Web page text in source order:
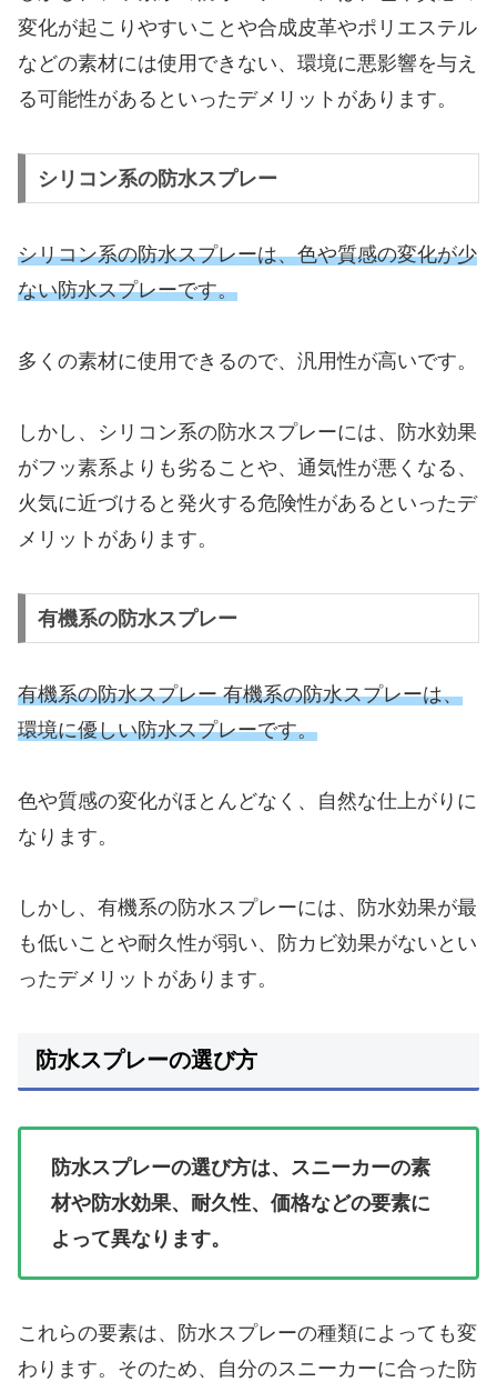
変化が起こりやすいことや合成皮革やポリエステル
などの素材には使用できない、環境に悪影響を与え
る可能性があるといったデメリットがあります。
シリコン系の防水スプレー
シリコン系の防水スプレーは、色や質感の変化が少
ない防水スプレーです。
多くの素材に使用できるので、汎用性が高いです。
しかし、シリコン系の防水スプレーには、防水効果
がフッ素系よりも劣ることや、通気性が悪くなる、
火気に近づけると発火する危険性があるといったデ
メリットがあります。
有機系の防水スプレー
有機系の防水スプレー 有機系の防水スプレーは、
環境に優しい防水スプレーです。
色や質感の変化がほとんどなく、自然な仕上がりに
なります。
しかし、有機系の防水スプレーには、防水効果が最
も低いことや耐久性が弱い、防カビ効果がないとい
ったデメリットがあります。
防水スプレーの選び方
防水スプレーの選び方は、スニーカーの素
材や防水効果、耐久性、価格などの要素に
よって異なります。
これらの要素は、防水スプレーの種類によっても変
わります。そのため、自分のスニーカーに合った防